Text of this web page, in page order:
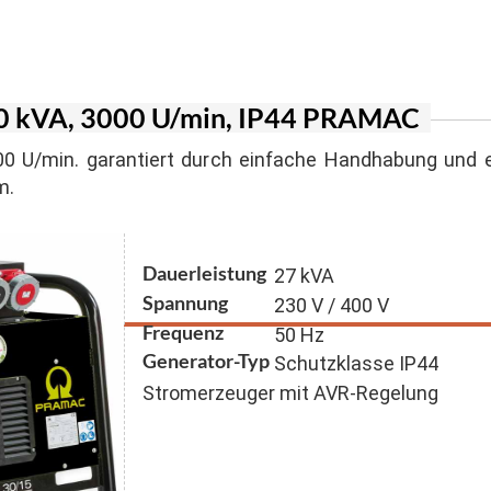
3000 U/min, IP44 PRAMAC
U/min. garantiert durch einfache Handhabung
Dauerleistung 27 kVA
Spannung 230 V / 400 V
Frequenz 50 Hz
Generator-Typ Schutzklasse IP44
Stromerzeuger mit AVR-Regelung